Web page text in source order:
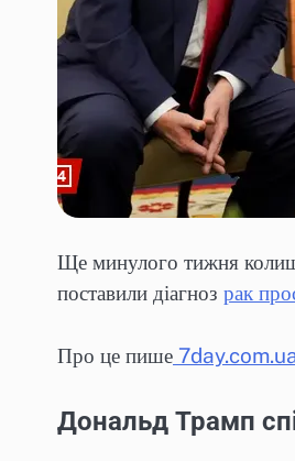
Ще минулого тижня
поставили діагноз рак
Про це пише
Дональд Трамп